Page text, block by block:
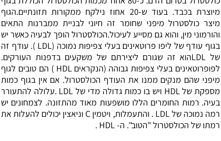
מיוצרת בכבד. בעוד ש-20 אחוז נילקח ממקורות תזונתיים.הגוף
מיצר כולסטרול מיפני שחומר זה חיוני לבניית ממברנות התאים
והורמוני מין, והוא גם מסייע לעיכול.הכולסטרול הופך לבעיה כאשר יש
בגוף עודף של ליפו פרוטאינים בעלי צפיפות נמוכה (LDL ). עודף זה
של LDLהוא זה שגורם ליצירתם של משקעים בדפנות העורקים.
לפופרוטאינים בעלי צפיפות גבוהה (הנקראים HDL ) הם טובים לגוף
מיפני שהם מנקים ממנו את העודף הכולסטרול. אם אין בגוף כמות
מספקת של HDL ויש בו כמות גדולה מדי של LDL .עלולה להתעורר
בעיה. רמות החומרים הללו מושפעות מאוד מהתזונה. לצמחונים יש
רמה נמוכה של LDL . והתעמלות, ויטמין C וניאצין יכולים להעלות את
רמתו של הכולסטרול "הטוב". ה- HDL .